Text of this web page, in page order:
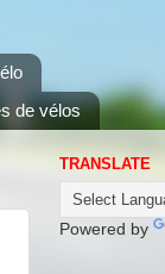
de vélos
TRANSLATE
Powered by